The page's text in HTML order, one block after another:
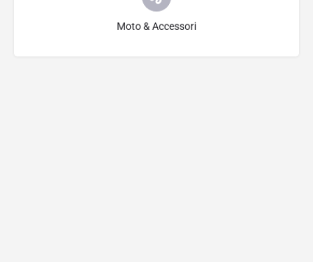
Moto & Accessori
Seleziona Categoria